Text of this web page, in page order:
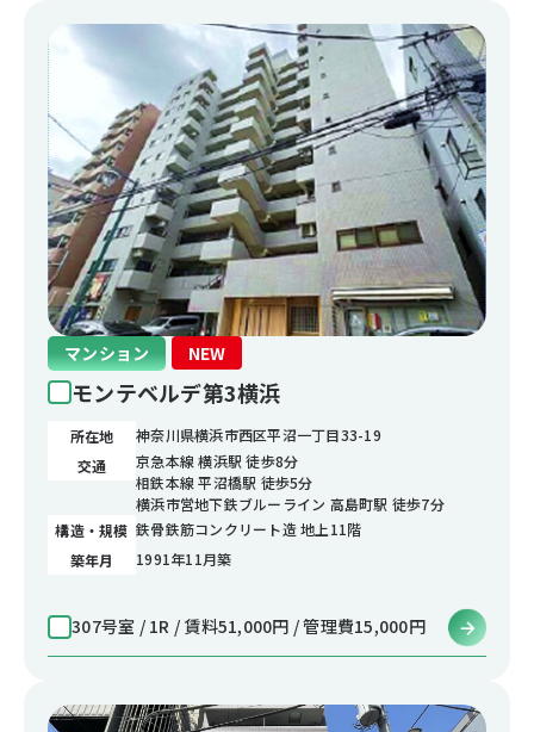
マンション NEW
モンテベルデ第3横浜
所在地
神奈川県横浜市西区平沼一丁目33-19
交通
京急本線 横浜駅 徒歩8分
相鉄本線 平沼橋駅 徒歩5分
横浜市営地下鉄ブルーライン 高島町駅 徒歩7分
構造・規模 鉄骨鉄筋コンクリート造 地上11階
築年月
1991年11月築
307号室 / 1R / 賃料51,000円 / 管理費15,000円